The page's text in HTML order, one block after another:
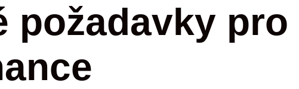
požadavky pro